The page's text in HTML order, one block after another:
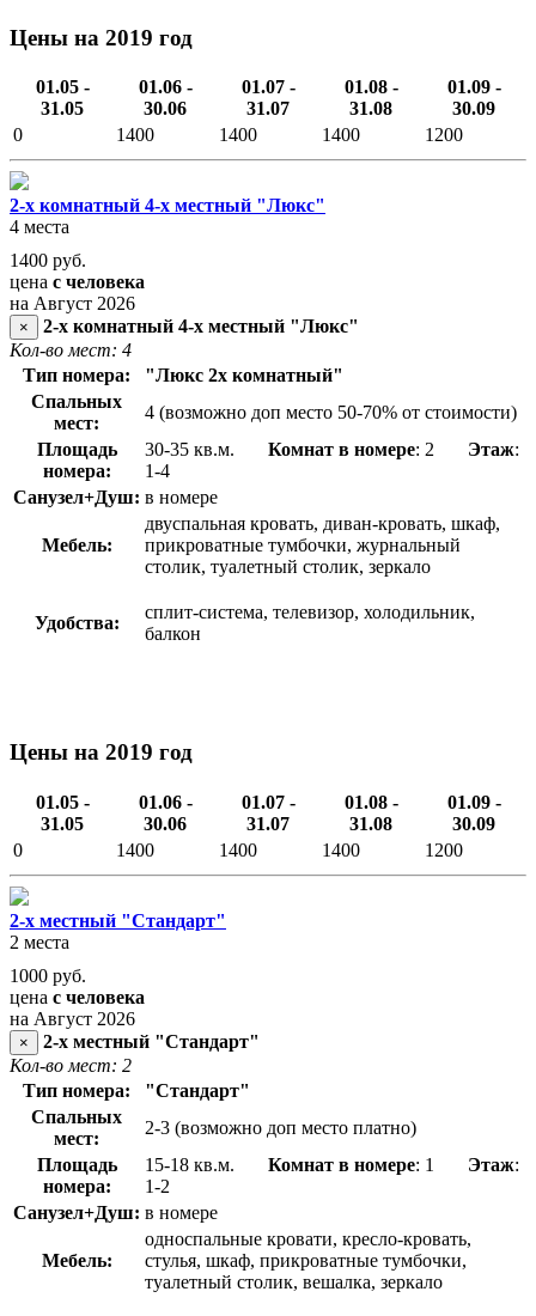
Цены на 2019 год
01.05 -
31.05
01.06 -
30.06
01.07 -
31.07
01.08 -
31.08
01.09 -
30.09
0
1400 1400 1400 1200
2-х комнатный 4-х местный "Люкс"
4 места
1400 руб.
цена с человека
на Август 2026
×
2-х комнатный 4-х местный "Люкс"
Кол-во мест: 4
Тип номера:
"Люкс 2х комнатный"
Спальных
мест:
4 (возможно доп место 50-70% от стоимости)
Площадь
номера:
30-35 кв.м. Комнат в номере: 2 Этаж:
1-4
Санузел+Душ: в номере
Мебель:
двуспальная кровать, диван-кровать, шкаф,
прикроватные тумбочки, журнальный
столик, туалетный столик, зеркало
Удобства:
сплит-система, телевизор, холодильник,
балкон
Цены на 2019 год
01.05 -
31.05
01.06 -
30.06
01.07 -
31.07
01.08 -
31.08
01.09 -
30.09
0
1400 1400 1400 1200
2-х местный "Стандарт"
2 места
1000 руб.
цена с человека
на Август 2026
×
2-х местный "Стандарт"
Кол-во мест: 2
Тип номера:
"Стандарт"
Спальных
мест:
2-3 (возможно доп место платно)
Площадь
номера:
15-18 кв.м. Комнат в номере: 1 Этаж:
1-2
Санузел+Душ: в номере
Мебель:
односпальные кровати, кресло-кровать,
стулья, шкаф, прикроватные тумбочки,
туалетный столик, вешалка, зеркало